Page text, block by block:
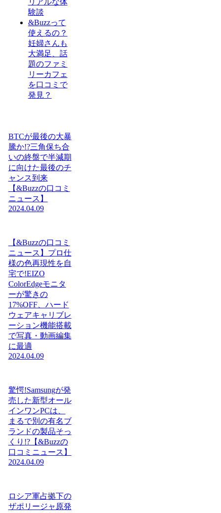
験談
&Buzzって
使えるの？
妊婦さんも
大満足、話
題のファミ
リーカフェ
を口コミで
発見？
BTCが最後の大暴
騰か!?三角保ち合
いの終盤で半減期
に向けた最後のチ
ャンス到来
【&Buzzの口コミ
ニュース】
2024.04.09
【&Buzzの口コミ
ニュース】プロ仕
様の色再現性を自
宅で!EIZO
ColorEdgeモニタ
ーが驚きの
17%OFF、ハード
ウェアキャリブレ
ーション機能搭載
で写真・動画編集
に最適
2024.04.09
驚愕!Samsungが発
売した新型オール
インワンPCは、
まるで別の有名ブ
ランドの製品そっ
くり!?【&Buzzの
口コミニュース】
2024.04.09
ロシア軍占拠下の
ザポリージャ原発